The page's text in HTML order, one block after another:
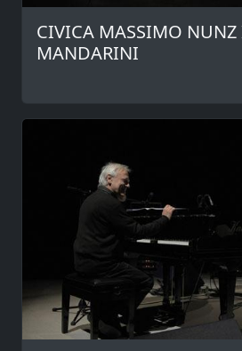
CIVICA MASSIMO NUNZ
MANDARINI